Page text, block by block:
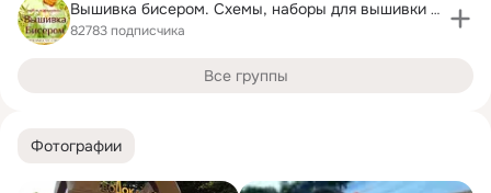
Фотографии
Вышивка бисером. Схемы, наборы для вышивки бисером
82783 подписчика
Все группы